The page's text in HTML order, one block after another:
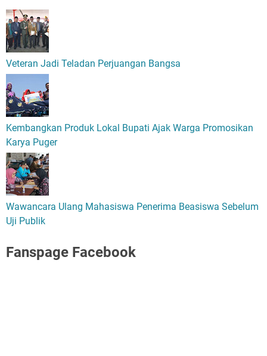
Veteran Jadi Teladan Perjuangan Bangsa
Kembangkan Produk Lokal Bupati Ajak Warga Promosikan
Karya Puger
Wawancara Ulang Mahasiswa Penerima Beasiswa Sebelum
Uji Publik
Fanspage Facebook